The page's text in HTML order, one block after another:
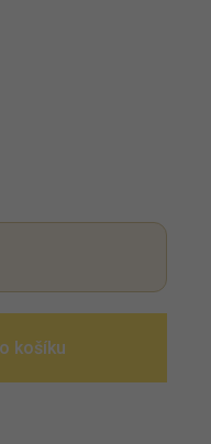
košíku